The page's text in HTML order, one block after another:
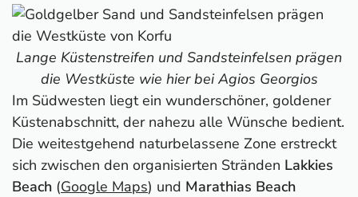
Lange Küstenstreifen und Sandsteinfelsen prägen
die Westküste wie hier bei Agios Georgios
Im Südwesten liegt ein wunderschöner, goldener
Küstenabschnitt, der nahezu alle Wünsche bedient.
Die weitestgehend naturbelassene Zone erstreckt
sich zwischen den organisierten Stränden Lakkies
Beach (Google Maps) und Marathias Beach